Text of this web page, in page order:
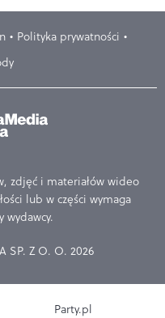
Polityka prywatności
zdjęć i materiałów wideo
lub w części wymaga
wydawcy.
SP. Z O. O. 2026
Party.pl